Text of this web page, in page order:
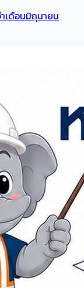
เดือนมิถุนายน